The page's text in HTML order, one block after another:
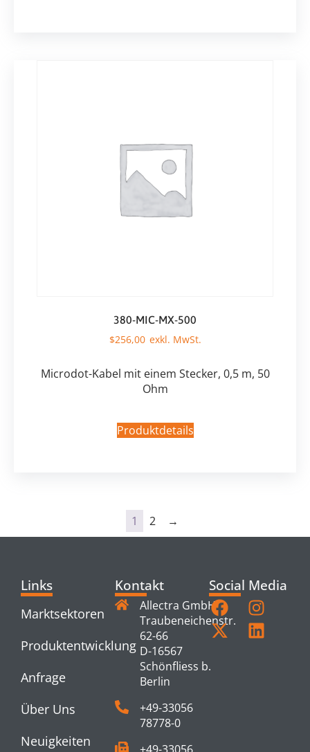
380-MIC-MX-500
$256,00
Microdot-Kabel mit einem Stecker, 0,5 m, 50
Ohm
Produktdetails
1 2 →
Links
Marktsektoren
Produktentwicklung
Anfrage
Über Uns
Neuigkeiten
Kontakt
Allectra GmbH
Traubeneichenstr.
62-66
D-16567
Schönfliess b.
Berlin
+49-33056
78778-0
Social Media